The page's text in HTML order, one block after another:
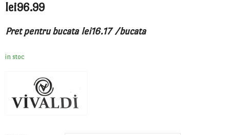
lei96.99
Pret pentru bucata lei16.17 /bucata
in stoc